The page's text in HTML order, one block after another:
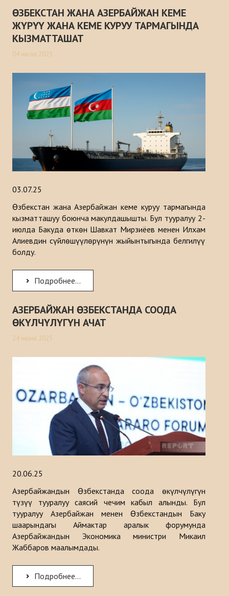
ӨЗБЕКСТАН ЖАНА АЗЕРБАЙЖАН КЕМЕ
ЖҮРҮҮ ЖАНА КЕМЕ КУРУУ ТАРМАГЫНДА
КЫЗМАТТАШАТ
04 июля 2025
03.07.25
Өзбекстан жана Азербайжан кеме куруу тармагында
кызматташуу боюнча макулдашышты. Бул тууралуу 2-
июлда Бакуда өткөн Шавкат Мирзиёев менен Илхам
Алиевдин сүйлөшүүлөрүнүн жыйынтыгында белгилүү
болду.
Подробнее...
АЗЕРБАЙЖАН ӨЗБЕКСТАНДА СООДА
ӨКҮЛЧҮЛҮГҮН АЧАТ
24 июня 2025
20.06.25
Азербайжандын Өзбекстанда соода өкүлчүлүгүн
түзүү тууралуу саясий чечим кабыл алынды. Бул
тууралуу Азербайжан менен Өзбекстандын Баку
шаарындагы Аймактар аралык форумунда
Азербайжандын Экономика министри Микаил
Жаббаров маалымдады.
Подробнее...